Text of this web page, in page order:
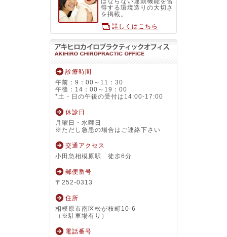
得する環境造りの大切さ
を掲載。
詳しくはこちら
診療時間
午前：9：00～11：30
午後：14：00～19：00
*土・日の午後の受付は14:00-17:00
休診日
月曜日・水曜日
※ただし急患の場合はご連絡下さい
交通アクセス
小田急相模原駅 徒歩6分
郵便番号
〒252-0313
住所
相模原市南区松が枝町10-6
（※駐車場有り）
電話番号